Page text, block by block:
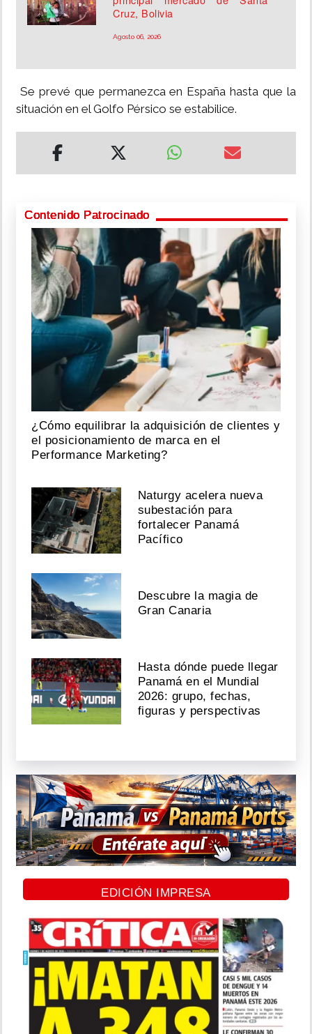
Cruz, Bolivia
Agosto 06, 2026
Se prevé que permanezca en España hasta que la
situación en el Golfo Pérsico se estabilice.
Contenido Patrocinado
¿Cómo equilibrar la adquisición de clientes y
el posicionamiento de marca en el
Performance Marketing?
Naturgy acelera nueva
subestación para
fortalecer Panamá
Pacífico
Descubre la magia de
Gran Canaria
Hasta dónde puede llegar
Panamá en el Mundial
2026: grupo, fechas,
figuras y perspectivas
EDICIÓN IMPRESA